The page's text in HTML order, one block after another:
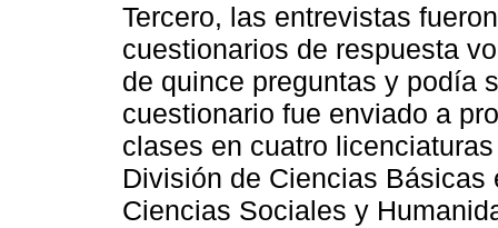
Tercero, las entrevistas
cuestionarios de respuesta
de quince preguntas y podía
cuestionario fue enviado a
clases en cuatro
División de Ciencias
Ciencias Sociales y